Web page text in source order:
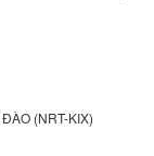
(NRT-KIX)